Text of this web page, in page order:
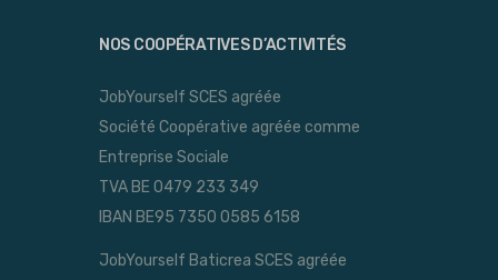
NOS COOPÉRATIVES D’ACTIVITÉS
JobYourself SCES agréée
Société Coopérative agréée comme
Entreprise Sociale
TVA BE 0479 233 349
IBAN BE95 7350 0585 6158
JobYourself Baticrea SCES agréée